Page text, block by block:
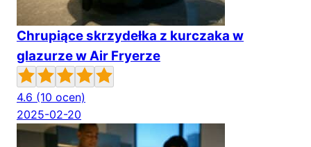
Chrupiące skrzydełka z kurczaka w
glazurze w Air Fryerze
4.6 (10 ocen)
2025-02-20